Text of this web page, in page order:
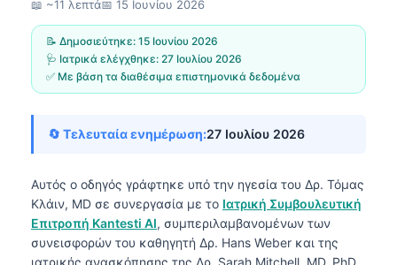
📖 ~11 λεπτά📅 15 Ιουνίου 2026
📝 Δημοσιεύτηκε: 15 Ιουνίου 2026
🩺 Ιατρικά ελέγχθηκε: 27 Ιουλίου 2026
✅ Με βάση τα διαθέσιμα επιστημονικά δεδομένα
🔄 Τελευταία ενημέρωση:27 Ιουλίου 2026
Αυτός ο οδηγός γράφτηκε υπό την ηγεσία του Δρ. Τόμας
Κλάιν, MD σε συνεργασία με το Ιατρική Συμβουλευτική
Επιτροπή Kantesti AI, συμπεριλαμβανομένων των
συνεισφορών του καθηγητή Δρ. Hans Weber και της
ιατρικής ανασκόπησης της Δρ. Sarah Mitchell, MD, PhD.